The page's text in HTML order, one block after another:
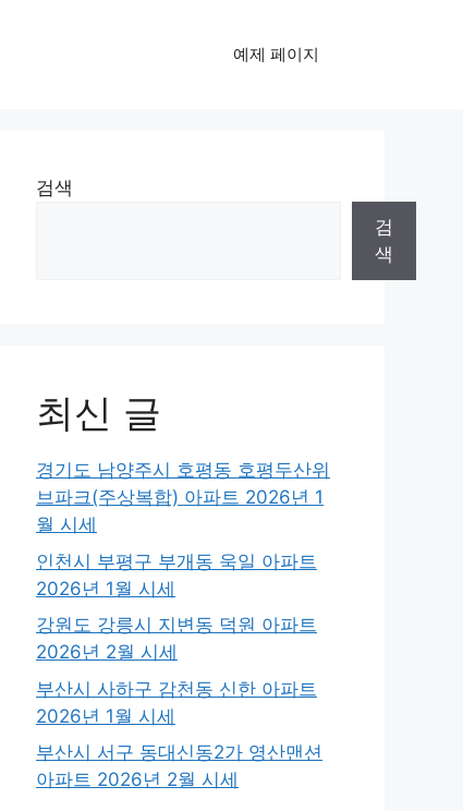
예제 페이지
검색
검
색
최신 글
경기도 남양주시 호평동 호평두산위
브파크(주상복합) 아파트 2026년 1
월 시세
인천시 부평구 부개동 욱일 아파트
2026년 1월 시세
강원도 강릉시 지변동 덕원 아파트
2026년 2월 시세
부산시 사하구 감천동 신한 아파트
2026년 1월 시세
부산시 서구 동대신동2가 영산맨션
아파트 2026년 2월 시세